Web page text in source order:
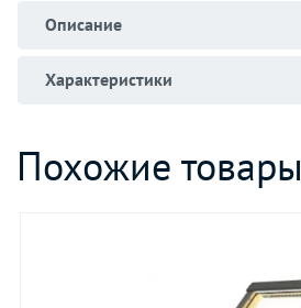
Описание
Характеристики
Похожие товары